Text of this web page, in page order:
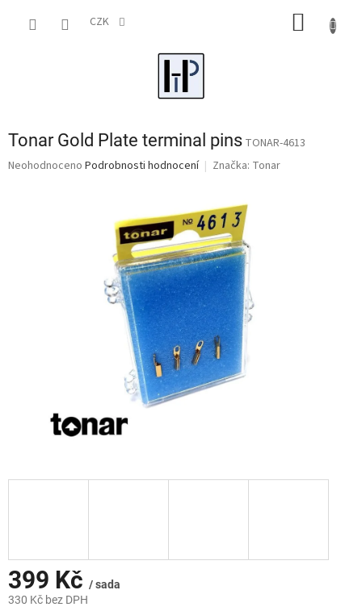
CZK
Tonar Gold Plate terminal pins TONAR-4613
Průměrné
Neohodnoceno Podrobnosti hodnocení Značka: Tonar
399 Kč / sada
330 Kč bez DPH